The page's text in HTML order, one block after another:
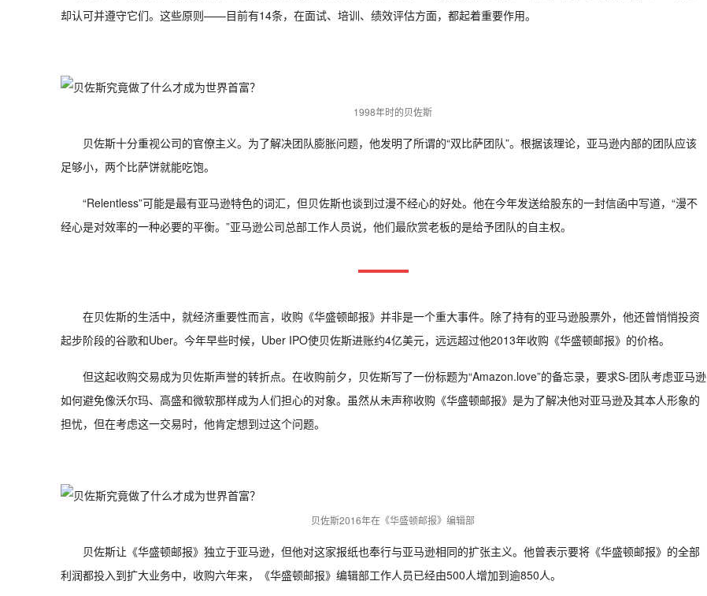
却认可并遵守它们。这些原则——目前有14条，在面试、培训、绩效评估方面，都起着重要作用。
1998年时的贝佐斯
贝佐斯十分重视公司的官僚主义。为了解决团队膨胀问题，他发明了所谓的“双比萨团队”。根据该理论，亚马逊内部的团队应该
足够小，两个比萨饼就能吃饱。
“Relentless”可能是最有亚马逊特色的词汇，但贝佐斯也谈到过漫不经心的好处。他在今年发送给股东的一封信函中写道，“漫不
经心是对效率的一种必要的平衡。”亚马逊公司总部工作人员说，他们最欣赏老板的是给予团队的自主权。
在贝佐斯的生活中，就经济重要性而言，收购《华盛顿邮报》并非是一个重大事件。除了持有的亚马逊股票外，他还曾悄悄投资
起步阶段的谷歌和Uber。今年早些时候，Uber IPO使贝佐斯进账约4亿美元，远远超过他2013年收购《华盛顿邮报》的价格。
但这起收购交易成为贝佐斯声誉的转折点。在收购前夕，贝佐斯写了一份标题为“Amazon.love”的备忘录，要求S-团队考虑亚马逊
如何避免像沃尔玛、高盛和微软那样成为人们担心的对象。虽然从未声称收购《华盛顿邮报》是为了解决他对亚马逊及其本人形象的
担忧，但在考虑这一交易时，他肯定想到过这个问题。
贝佐斯2016年在《华盛顿邮报》编辑部
贝佐斯让《华盛顿邮报》独立于亚马逊，但他对这家报纸也奉行与亚马逊相同的扩张主义。他曾表示要将《华盛顿邮报》的全部
利润都投入到扩大业务中，收购六年来，《华盛顿邮报》编辑部工作人员已经由500人增加到逾850人。